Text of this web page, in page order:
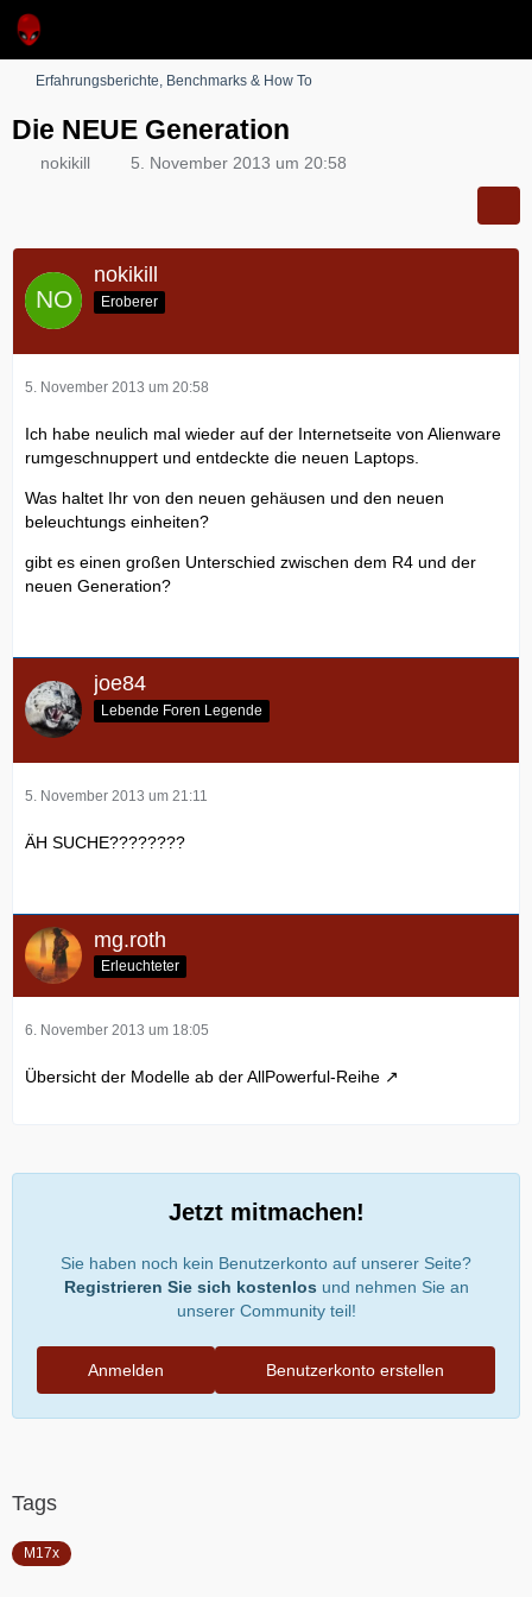
Erfahrungsberichte, Benchmarks & How To
Die NEUE Generation
nokikill 5. November 2013 um 20:58
nokikill
Eroberer
5. November 2013 um 20:58
Ich habe neulich mal wieder auf der Internetseite von Alienware
rumgeschnuppert und entdeckte die neuen Laptops.
Was haltet Ihr von den neuen gehäusen und den neuen
beleuchtungs einheiten?
gibt es einen großen Unterschied zwischen dem R4 und der
neuen Generation?
joe84
Lebende Foren Legende
5. November 2013 um 21:11
ÄH SUCHE????????
mg.roth
Erleuchteter
6. November 2013 um 18:05
Übersicht der Modelle ab der AllPowerful-Reihe
Jetzt mitmachen!
Sie haben noch kein Benutzerkonto auf unserer Seite?
Registrieren Sie sich kostenlos und nehmen Sie an
unserer Community teil!
Benutzerkonto erstellen
Anmelden
Tags
M17x